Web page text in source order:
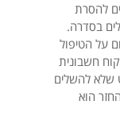
להסרת
בסדרה.
על הטיפול
חשבונית
שלא להשלים
הוא